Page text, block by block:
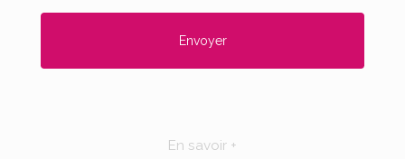
En savoir +